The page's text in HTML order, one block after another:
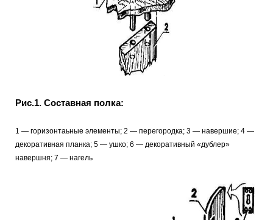
Рис.1. Составная полка:
1 — горизонтаьные элементы; 2 — перегородка; 3 — навершие; 4 —
декоративная планка; 5 — ушко; 6 — декоративный «дублер»
навершня; 7 — нагель